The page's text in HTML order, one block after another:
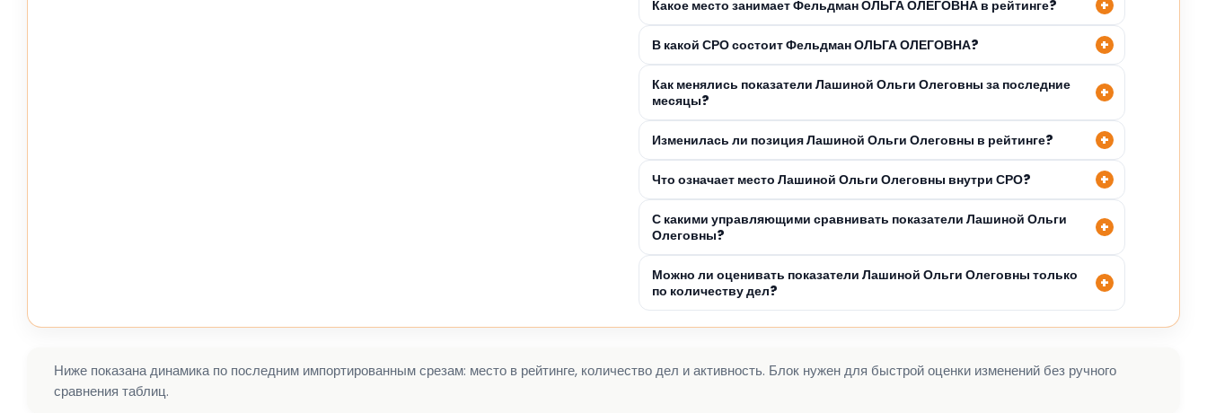
Какое место занимает Фельдман ОЛЬГА ОЛЕГОВНА в рейтинге?
В какой СРО состоит Фельдман ОЛЬГА ОЛЕГОВНА?
Как менялись показатели Лашиной Ольги Олеговны за последние
месяцы?
Изменилась ли позиция Лашиной Ольги Олеговны в рейтинге?
Что означает место Лашиной Ольги Олеговны внутри СРО?
С какими управляющими сравнивать показатели Лашиной Ольги
Олеговны?
Можно ли оценивать показатели Лашиной Ольги Олеговны только
по количеству дел?
Ниже показана динамика по последним импортированным срезам: место в рейтинге, количество дел и активность. Блок нужен для быстрой оценки изменений без ручного
сравнения таблиц.